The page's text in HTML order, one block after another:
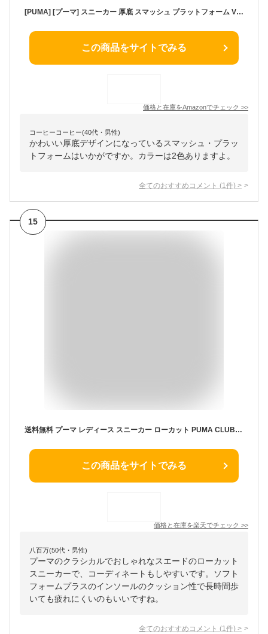
[PUMA] [プーマ] スニーカー 厚底 スマッシュ プラットフォーム V3 SD 391942 レディース 25年春夏カラー プーマ ブラック/プーマ ホワイト/プーマ ゴールド(02) 24.0 cm
この商品をサイトでみる
価格と在庫をAmazonでチェック >>
コーヒーコーヒー(40代・男性)
かわいい厚底デザインになっているスマッシュ・プラッ
トフォームはいかがですか。カラーは2色ありますよ。
全てのおすすめコメント (1 件) >
15
送料無料 プーマ レディース スニーカー ローカット PUMA CLUB AZURA 靴 スエード 折り返しタン 取り外し可能 2WAY 女性 レトロスニーカー クッション性 軽量 コートスタイル シューズ カジュアル ガムソール ブランド クラブ アズーラ くつ/404476
この商品をサイトでみる
価格と在庫を楽天でチェック >>
八百万(50代・男性)
プーマのクラシカルでおしゃれなスエードのローカット
スニーカーで、コーディネートもしやすいです。ソフト
フォームプラスのインソールのクッション性で長時間歩
いても疲れにくいのもいいですね。
全てのおすすめコメント (1 件) >